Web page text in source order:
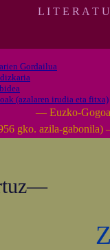
L I T E R A T
Gordailua
(azalaren irudia eta fitxa)
— Euzko-Gogoa
gko. azila-